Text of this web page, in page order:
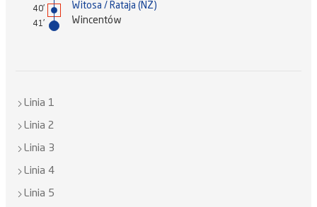
40' Witosa / Rataja (NŻ)
41' Wincentów
Linia 1
Linia 2
Linia 3
Linia 4
Linia 5